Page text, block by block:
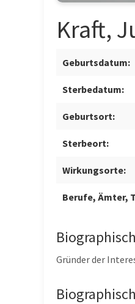
Kraft,
Geburtsdatum:
Sterbedatum:
Geburtsort:
Sterbeort:
Wirkungsorte:
Berufe, Ämter,
Gründer der